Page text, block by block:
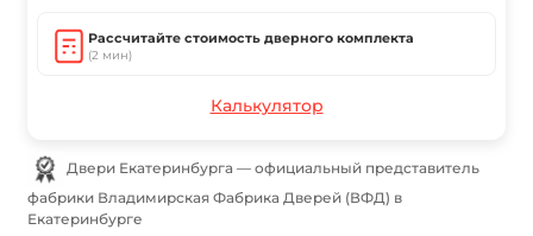
Рассчитайте стоимость дверного комплекта
(2 мин)
Калькулятор
Двери Екатеринбурга — официальный представитель
фабрики Владимирская Фабрика Дверей (ВФД) в
Екатеринбурге